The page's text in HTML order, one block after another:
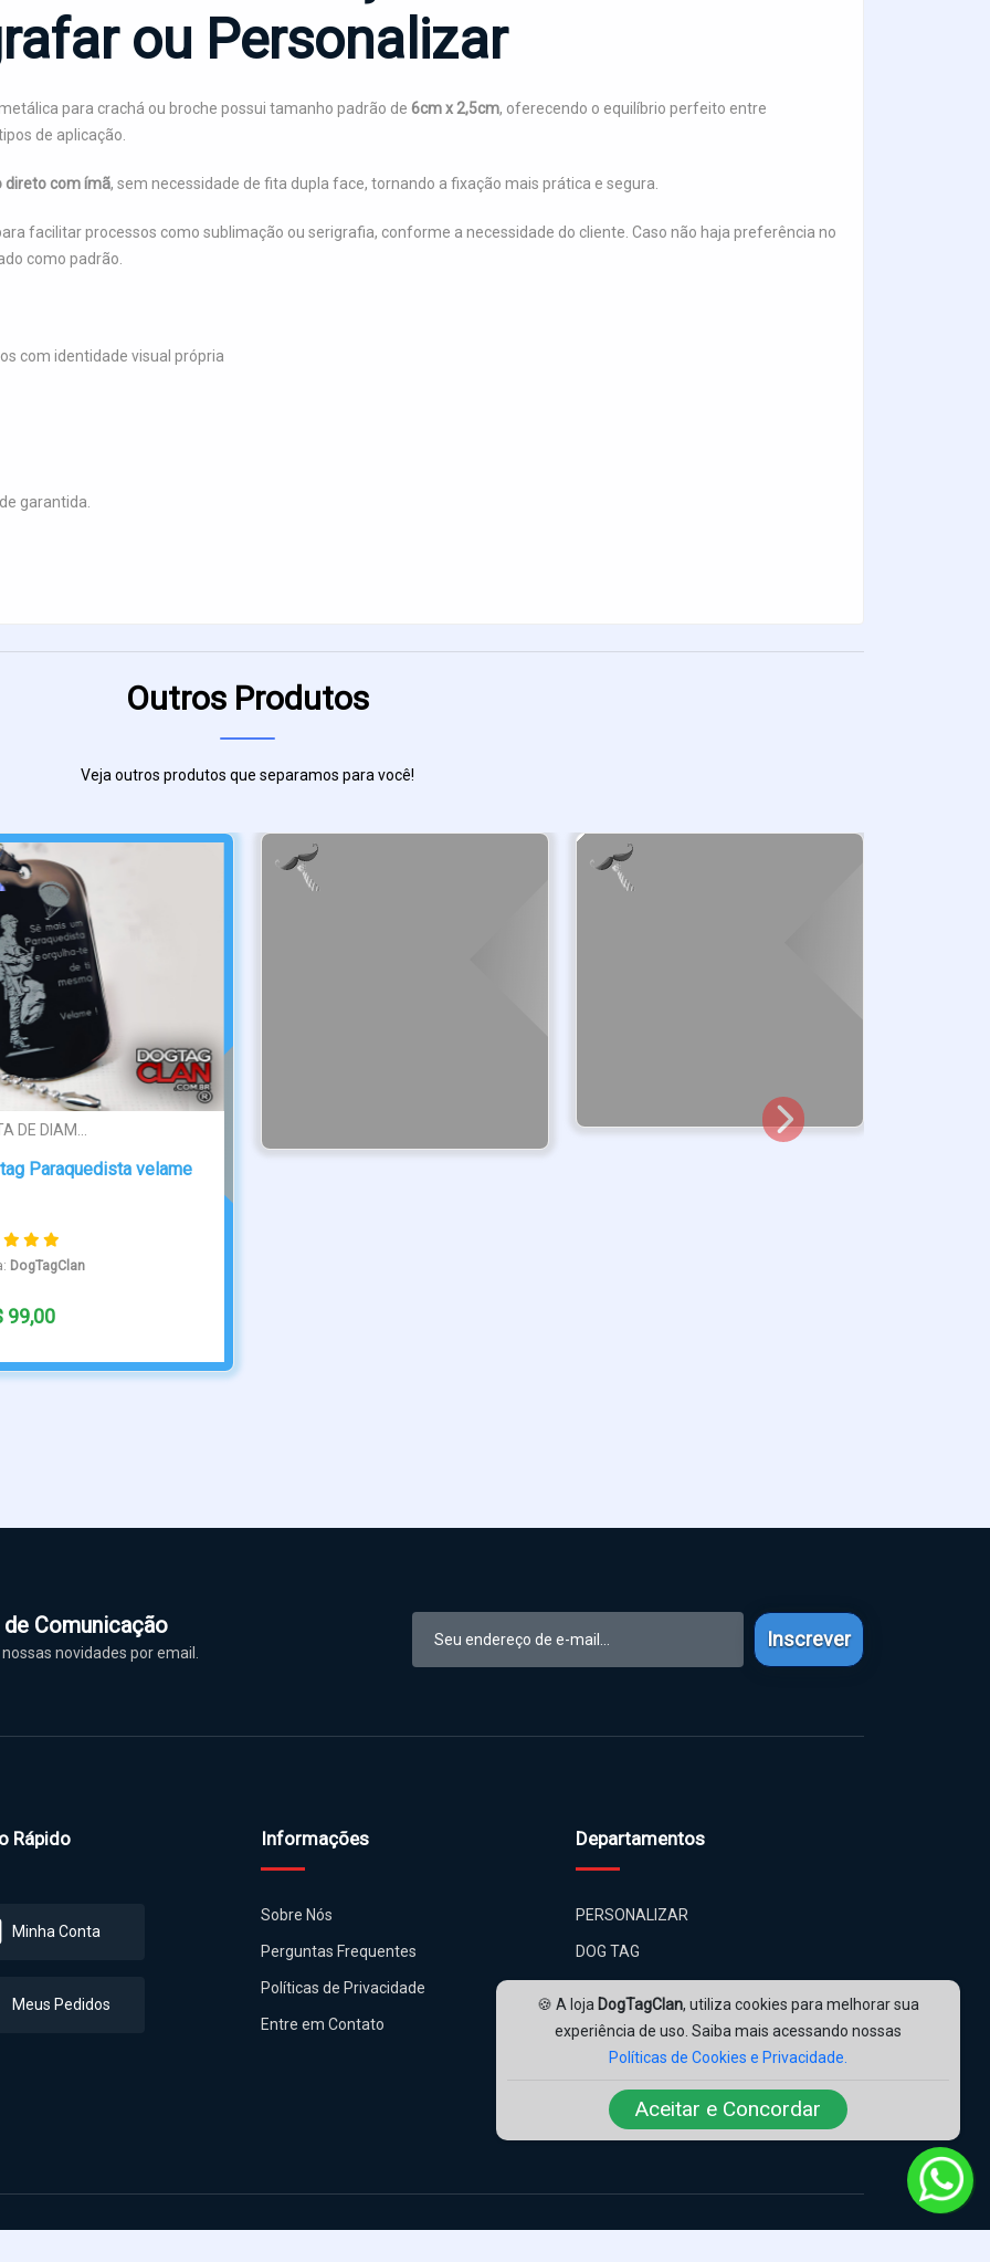
🍪 A loja DogTagClan, utiliza cookies para melhorar sua
experiência de uso. Saiba mais acessando nossas
Políticas de Cookies e Privacidade.
Aceitar e Concordar
ou Personalizar
para crachá ou broche possui tamanho padrão de 6cm x 2,5cm, oferecendo o equilíbrio perfeito entre
de aplicação.
direto com ímã, sem necessidade de fita dupla face, tornando a fixação mais prática e segura.
facilitar processos como sublimação ou serigrafia, conforme a necessidade do cliente. Caso não haja preferência no
como padrão.
com identidade visual própria
garantida.
Outros Produtos
Veja outros produtos que separamos para você!
de Comunicação
novidades por email.
Inscrever
Rápido
Minha Conta
Meus Pedidos
Informações
Sobre Nós
Perguntas Frequentes
Políticas de Privacidade
Entre em Contato
Departamentos
PERSONALIZAR
DOG TAG
ADICIONAIS